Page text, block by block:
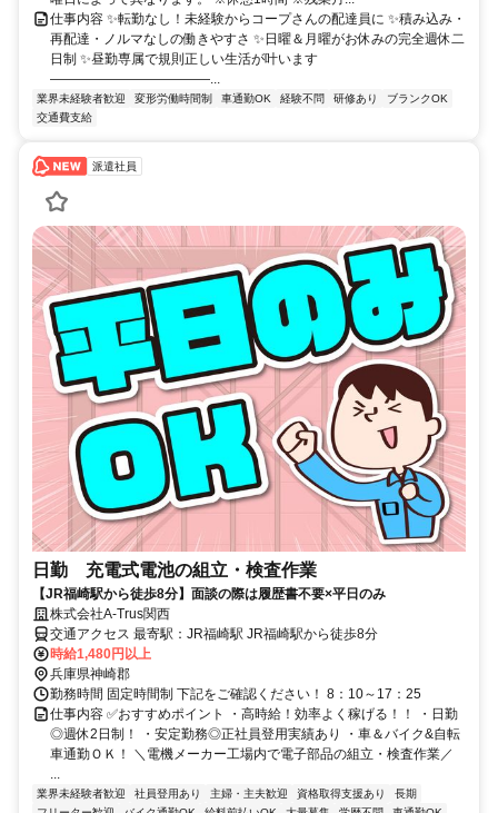
仕事内容 ✨転勤なし！未経験からコープさんの配達員に ✨積み込み・
再配達・ノルマなしの働きやすさ ✨日曜＆月曜がお休みの完全週休二
日制 ✨昼勤専属で規則正しい生活が叶います
――――――――――――...
業界未経験者歓迎 変形労働時間制 車通勤OK 経験不問 研修あり
ブランクOK
交通費支給
派遣社員
日勤 充電式電池の組立・検査作業
【JR福崎駅から徒歩8分】面談の際は履歴書不要×平日のみ
株式会社A-Trus関西
交通アクセス 最寄駅：JR福崎駅 JR福崎駅から徒歩8分
時給1,480円以上
兵庫県神崎郡
勤務時間 固定時間制 下記をご確認ください！ 8：10～17：25
仕事内容 ✅おすすめポイント ・高時給！効率よく稼げる！！ ・日勤
◎週休2日制！ ・安定勤務◎正社員登用実績あり ・車＆バイク&自転
車通勤ＯＫ！ ＼電機メーカー工場内で電子部品の組立・検査作業／
業界未経験者歓迎 社員登用あり 主婦・主夫歓迎 資格取得支援あり
長期